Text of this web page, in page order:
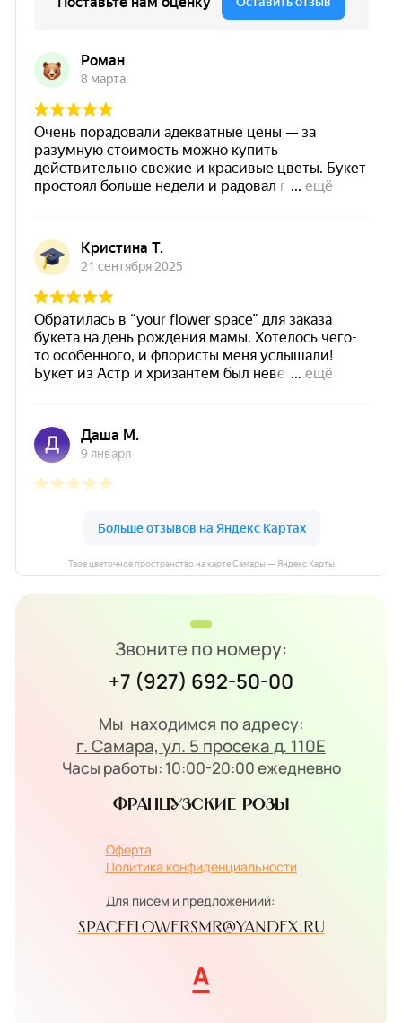
Твое цветочное пространство на карте Самары — Яндекс Карты
Мы находимся по адресу:
г. Самара, ул. 5 просека д. 110Е
Часы работы: 10:00-20:00 ежедневно
Французские розы
Оферта
Политика конфиденциальности
Для писем и предложениий:
spaceflowersmr@yandex.ru
Звоните по номеру:
+7 (927) 692-50-00